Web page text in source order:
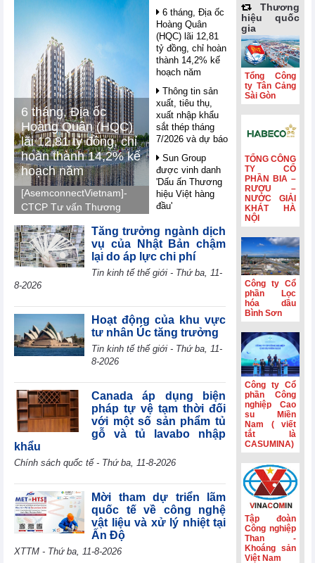
6 tháng, Địa ốc
Hoàng Quân (HQC)
lãi 12,81 tỷ đồng, chỉ
hoàn thành 14,2% kế
hoạch năm
[AsemconnectVietnam]-
CTCP Tư vấn Thương
Hoàng Quân (mã HQC -
sàn HOSE) ghi nhận lãi
7,41 tỷ đồng trong quý
II, luỹ kế nửa đầu năm
2026 lãi 12,81 tỷ đồng
và hoàn thành 14,2% so
với kế hoạch năm 2026.
6 tháng, Địa ốc
Hoàng Quân
(HQC) lãi 12,81
tỷ đồng, chỉ hoàn
thành 14,2% kế
hoạch năm
Thông tin sản
xuất, tiêu thụ,
xuất nhập khẩu
sắt thép tháng
7/2026 và dự báo
Sun Group
được vinh danh
'Dấu ấn Thương
hiệu Việt hàng
đầu'
Nghị quyết 10 -
FDI trong giai
đoạn mới: Công
nghệ, liên kết và
giá trị dài hạn
ngọt từ hoạt động
kinh doanh ngoài
xăng dầu
cho các nền kinh
tế mới nổi
Hành trình gắn
kết và nét đẹp
văn hóa Phân lân
Không còn lãi
lợi nhuận quý
II/2026 của HBC
giảm 55%
Tăng trưởng ngành dịch
vụ của Nhật Bản chậm
lại do áp lực chi phí
Tin kinh tế thế giới - Thứ ba, 11-
8-2026
Hoạt động của khu vực
tư nhân Úc tăng trưởng
Tin kinh tế thế giới - Thứ ba, 11-
8-2026
Canada áp dụng biện
pháp tự vệ tạm thời đối
với một số sản phẩm tủ
gỗ và tủ lavabo nhập
khẩu
Chính sách quốc tế - Thứ ba, 11-8-2026
Mời tham dự triển lãm
quốc tế về công nghệ
vật liệu và xử lý nhiệt tại
Ấn Độ
XTTM - Thứ ba, 11-8-2026
Thương
hiệu quốc
gia
Tổng Công
ty Tân Cảng
Sài Gòn
TỔNG CÔNG
TY CỔ
PHẦN BIA –
RƯỢU –
NƯỚC GIẢI
KHÁT HÀ
NỘI
Công ty Cổ
phần Lọc
hóa dầu
Bình Sơn
Công ty Cổ
phần Công
nghiệp Cao
su Miền
Nam ( viết
tắt là
CASUMINA)
Tập đoàn
Công nghiệp
Than -
Khoáng sản
Việt Nam